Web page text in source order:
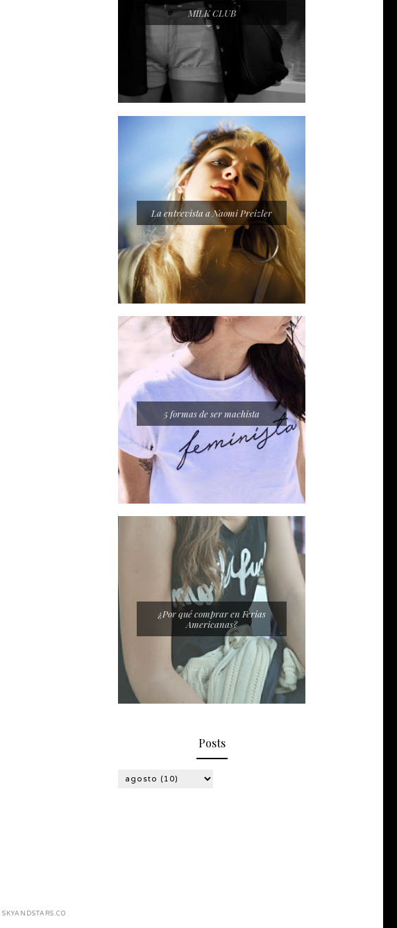
MILK CLUB
La entrevista a Naomi Preizler
5 formas de ser machista
¿Por qué comprar en Ferias
Americanas?
Posts
SKYANDSTARS.CO